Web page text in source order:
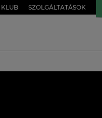
KLUB SZOLGÁLTATÁSOK